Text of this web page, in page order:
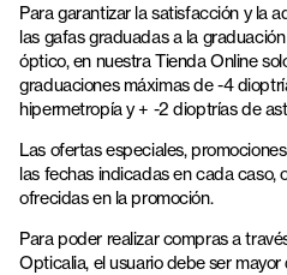
Para garantizar la satisfacción y la
las gafas graduadas a la
óptico, en nuestra Tienda Online
graduaciones máximas de -4
hipermetropía y + -2 dioptrías de
Las ofertas especiales,
las fechas indicadas en cada caso,
ofrecidas en la promoción.
Para poder realizar compras a
Opticalia, el usuario debe ser